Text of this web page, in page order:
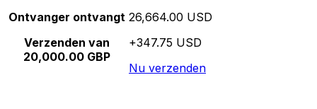
Ontvanger ontvangt
Verzenden van
20,000.00 GBP
26,664.00 USD
+347.75 USD
Nu verzenden